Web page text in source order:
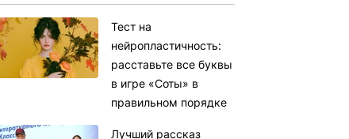
Тест на
нейропластичность:
расставьте все буквы
в игре «Соты» в
правильном порядке
Лучший рассказ